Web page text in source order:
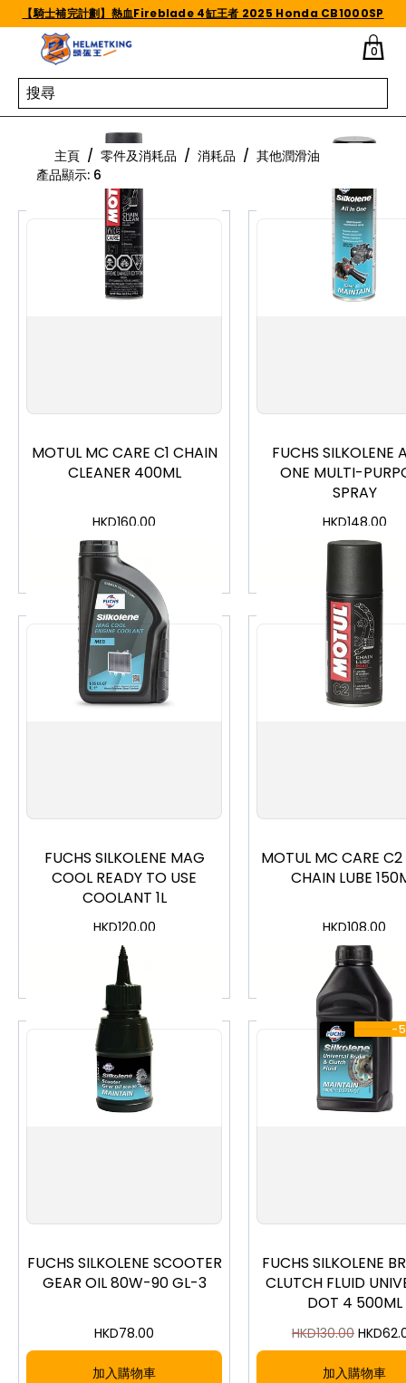
Skip to content
【騎士補完計劃】熱血Fireblade 4缸王者 2025 Honda CB1000SP
0
其他潤滑油
主頁 / 零件及消耗品 / 消耗品 / 其他潤滑油
產品顯示: 6
MOTUL MC CARE C1 CHAIN
CLEANER 400ML
HKD160.00
加入購物車
FUCHS SILKOLENE
ONE MULTI-
SPRAY
HKD148.00
加入購物車
FUCHS SILKOLENE MAG
COOL READY TO USE
COOLANT 1L
HKD120.00
加入購物車
MOTUL MC CARE
CHAIN LUBE
HKD108.00
加入購物車
FUCHS SILKOLENE SCOOTER
GEAR OIL 80W-90 GL-3
HKD78.00
加入購物車
-
FUCHS SILKOLENE
CLUTCH FLUID
DOT 4 500ML
HKD130.00 HKD
加入購物車